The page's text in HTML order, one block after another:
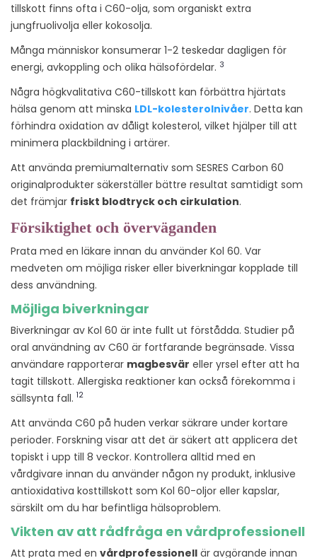
tillskott finns ofta i C60-olja, som organiskt extra
jungfruolivolja eller kokosolja.
Många människor konsumerar 1-2 teskedar dagligen för
energi, avkoppling och olika hälsofördelar. 3
Några högkvalitativa C60-tillskott kan förbättra hjärtats
hälsa genom att minska LDL-kolesterolnivåer. Detta kan
förhindra oxidation av dåligt kolesterol, vilket hjälper till att
minimera plackbildning i artärer.
Att använda premiumalternativ som SESRES Carbon 60
originalprodukter säkerställer bättre resultat samtidigt som
det främjar friskt blodtryck och cirkulation.
Försiktighet och överväganden
Prata med en läkare innan du använder Kol 60. Var
medveten om möjliga risker eller biverkningar kopplade till
dess användning.
Möjliga biverkningar
Biverkningar av Kol 60 är inte fullt ut förstådda. Studier på
oral användning av C60 är fortfarande begränsade. Vissa
användare rapporterar magbesvär eller yrsel efter att ha
tagit tillskott. Allergiska reaktioner kan också förekomma i
sällsynta fall. 12
Att använda C60 på huden verkar säkrare under kortare
perioder. Forskning visar att det är säkert att applicera det
topiskt i upp till 8 veckor. Kontrollera alltid med en
vårdgivare innan du använder någon ny produkt, inklusive
antioxidativa kosttillskott som Kol 60-oljor eller kapslar,
särskilt om du har befintliga hälsoproblem.
Vikten av att rådfråga en vårdprofessionell
Att prata med en vårdprofessionell är avgörande innan